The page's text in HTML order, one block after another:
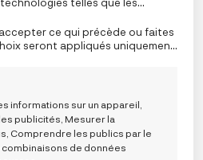
à ces technologies nous
de traiter des
que le comportement de
Ne pas consentir ou
ce qui précède ou faites
seront appliqués uniquement
politique de cookies, ou en
du consentement en bas de
informations sur un appareil,
publicités, Mesurer la
Comprendre les publics par le
de données
za dojenje i spavanje –
bijeli
23,23€